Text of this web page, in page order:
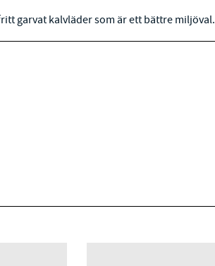
garvat kalvläder som är ett bättre miljöval.